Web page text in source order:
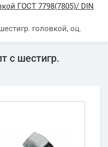
ГОСТ 7798(7805)/ DIN
головкой, оц.
с шестигр.